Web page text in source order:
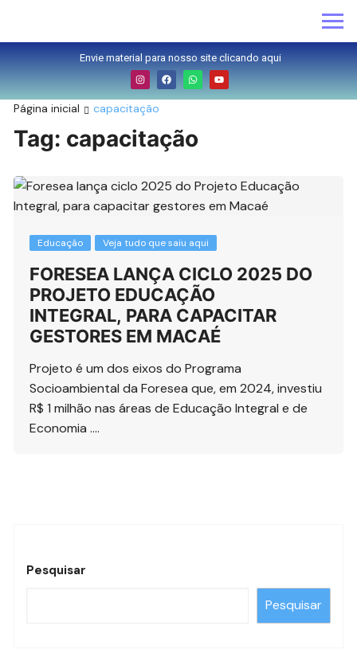
Envie material para nosso site clicando aqui
Página inicial capacitação
Tag: capacitação
Educação Veja tudo que saiu aqui
FORESEA LANÇA CICLO 2025 DO
PROJETO EDUCAÇÃO
INTEGRAL, PARA CAPACITAR
GESTORES EM MACAÉ
Projeto é um dos eixos do Programa
Socioambiental da Foresea que, em 2024, investiu
R$ 1 milhão nas áreas de Educação Integral e de
Economia ….
Pesquisar
Pesquisar